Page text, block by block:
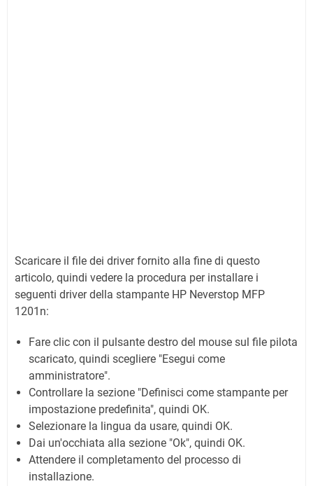
Scaricare il file dei driver fornito alla fine di questo
articolo, quindi vedere la procedura per installare i
seguenti driver della stampante HP Neverstop MFP
1201n:
Fare clic con il pulsante destro del mouse sul file pilota
scaricato, quindi scegliere "Esegui come
amministratore".
Controllare la sezione "Definisci come stampante per
impostazione predefinita", quindi OK.
Selezionare la lingua da usare, quindi OK.
Dai un'occhiata alla sezione "Ok", quindi OK.
Attendere il completamento del processo di
installazione.